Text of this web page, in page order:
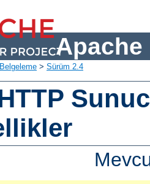
Apache
Belgeleme > Sürüm 2.4